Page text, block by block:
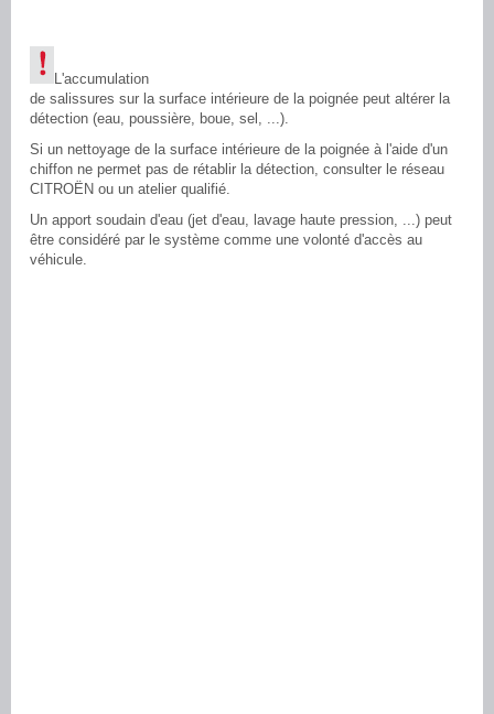
L'accumulation
de salissures sur la surface intérieure de la poignée peut altérer la
détection (eau, poussière, boue, sel, ...).
Si un nettoyage de la surface intérieure de la poignée à l'aide d'un
chiffon ne permet pas de rétablir la détection, consulter le réseau
CITROËN ou un atelier qualifié.
Un apport soudain d'eau (jet d'eau, lavage haute pression, ...) peut
être considéré par le système comme une volonté d'accès au
véhicule.